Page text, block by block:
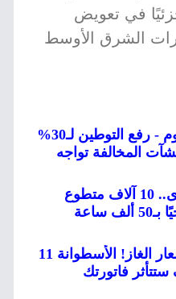
في تعويض
الشرق الأوسط
عاجل: قرار رسمي يبدأ اليوم - رفع التوطين لـ30%
المخالفة تواجه
عاجل: صدمة الأرقام الكبرى.. 10 آلاف متطوع
سعودي يحققون رقمًا تاريخيًا بـ50 ألف ساعة
عاجل: ارتفاع صادم في أسعار الغاز! الأسطوانة 11
كيف ستتأثر فاتورتك